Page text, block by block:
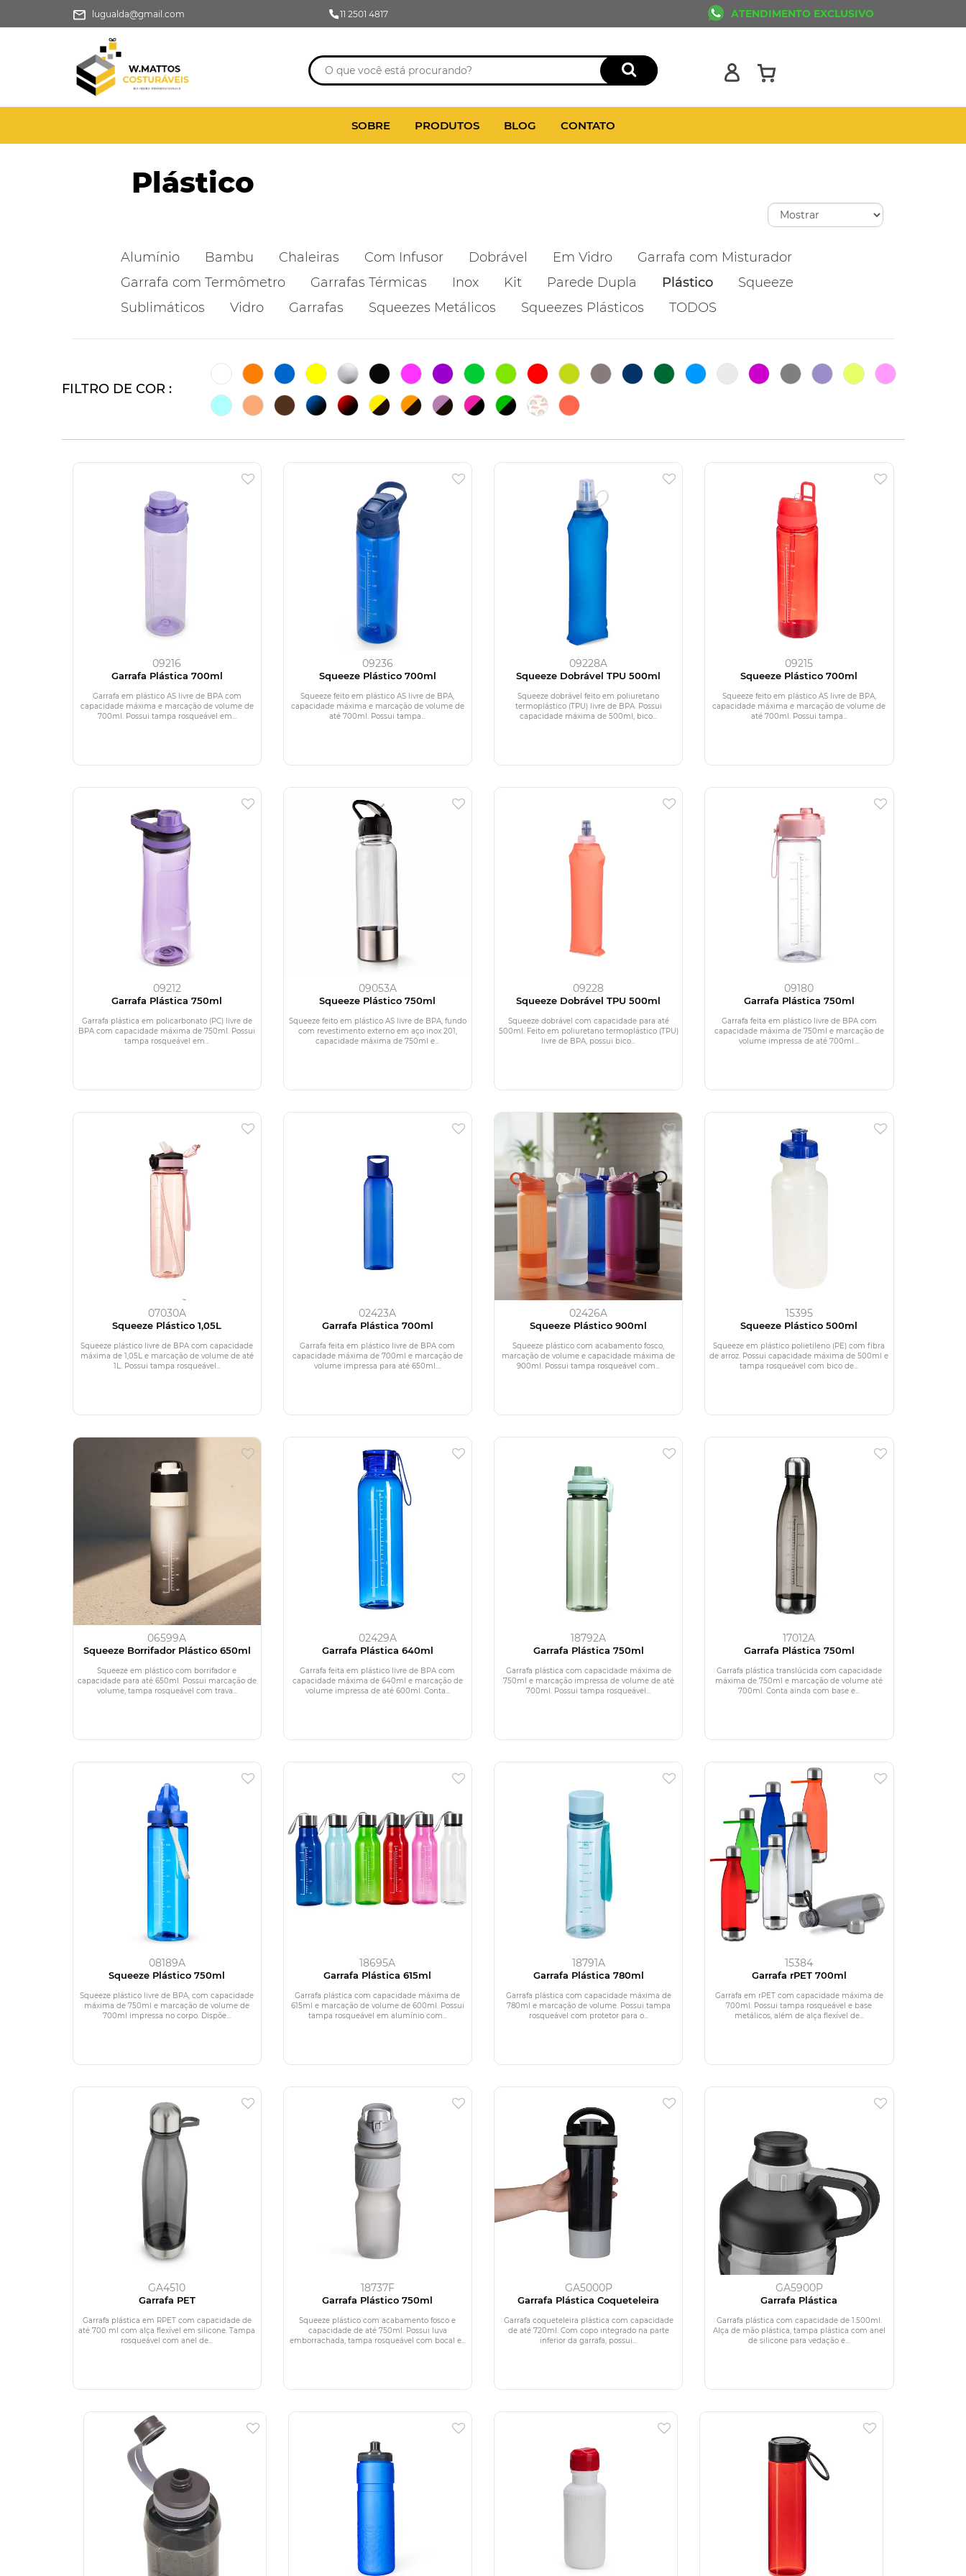
lugualda@gmail.com 11 2501 4817 ATENDIMENTO EXCLUSIVO
SOBRE PRODUTOS BLOG CONTATO
Plástico
Alumínio Bambu Chaleiras Com Infusor Dobrável Em Vidro
Garrafa com Misturador
Garrafa com Termômetro
Garrafas Térmicas Inox Kit Parede Dupla Plástico
Squeeze
Sublimáticos
Vidro Garrafas Squeezes Metálicos Squeezes Plásticos TODOS
FILTRO DE COR :
09216
Garrafa Plástica 700ml
Garrafa em plástico AS livre de BPA com
capacidade máxima e marcação de volume de
700ml. Possui tampa rosqueável em...
09236
Squeeze Plástico 700ml
Squeeze feito em plástico AS livre de BPA,
capacidade máxima e marcação de volume de
até 700ml. Possui tampa...
09228A
Squeeze Dobrável TPU 500ml
Squeeze dobrável feito em poliuretano
termoplástico (TPU) livre de BPA. Possui
capacidade máxima de 500ml, bico...
09215
Squeeze Plástico 700ml
Squeeze feito em plástico AS livre de BPA,
capacidade máxima e marcação de volume de
até 700ml. Possui tampa...
09212
Garrafa Plástica 750ml
Garrafa plástica em policarbonato (PC) livre de
BPA com capacidade máxima de 750ml. Possui
tampa rosqueável em...
09053A
Squeeze Plástico 750ml
Squeeze feito em plástico AS livre de BPA, fundo
com revestimento externo em aço inox 201,
capacidade máxima de 750ml e...
09228
Squeeze Dobrável TPU 500ml
Squeeze dobrável com capacidade para até
500ml. Feito em poliuretano termoplástico (TPU)
livre de BPA, possui bico...
09180
Garrafa Plástica 750ml
Garrafa feita em plástico livre de BPA com
capacidade máxima de 750ml e marcação de
volume impressa de até 700ml....
07030A
Squeeze Plástico 1,05L
Squeeze plástico livre de BPA com capacidade
máxima de 1,05L e marcação de volume de até
1L. Possui tampa rosqueável...
02423A
Garrafa Plástica 700ml
Garrafa feita em plástico livre de BPA com
capacidade máxima de 700ml e marcação de
volume impressa para até 650ml....
02426A
Squeeze Plástico 900ml
Squeeze plástico com acabamento fosco,
marcação de volume e capacidade máxima de
900ml. Possui tampa rosqueável com...
15395
Squeeze Plástico 500ml
Squeeze em plástico polietileno (PE) com fibra
de arroz. Possui capacidade máxima de 500ml e
tampa rosqueável com bico de...
06599A
Squeeze Borrifador Plástico 650ml
Squeeze em plástico com borrifador e
capacidade para até 650ml. Possui marcação de
volume, tampa rosqueável com trava...
02429A
Garrafa Plástica 640ml
Garrafa feita em plástico livre de BPA com
capacidade máxima de 640ml e marcação de
volume impressa de até 600ml. Conta...
18792A
Garrafa Plástica 750ml
Garrafa plástica com capacidade máxima de
750ml e marcação impressa de volume de até
700ml. Possui tampa rosqueável...
17012A
Garrafa Plástica 750ml
Garrafa plástica translúcida com capacidade
máxima de 750ml e marcação de volume até
700ml. Conta ainda com base e...
08189A
Squeeze Plástico 750ml
Squeeze plástico livre de BPA, com capacidade
máxima de 750ml e marcação de volume de
700ml impressa no corpo. Dispõe...
18695A
Garrafa Plástica 615ml
Garrafa plástica com capacidade máxima de
615ml e marcação de volume de 600ml. Possui
tampa rosqueável em alumínio com...
18791A
Garrafa Plástica 780ml
Garrafa plástica com capacidade máxima de
780ml e marcação de volume. Possui tampa
rosqueável com protetor para o...
15384
Garrafa rPET 700ml
Garrafa em rPET com capacidade máxima de
700ml. Possui tampa rosqueável e base
metálicos, além de alça flexível de...
GA4510
Garrafa PET
Garrafa plástica em RPET com capacidade de
até 700 ml com alça flexível em silicone. Tampa
rosqueável com anel de...
18737F
Garrafa Plástico 750ml
Squeeze plástico com acabamento fosco e
capacidade de até 750ml. Possui luva
emborrachada, tampa rosqueável com bocal e...
GA5000P
Garrafa Plástica Coqueteleira
Garrafa coqueteleira plástica com capacidade
de até 720ml. Com copo integrado na parte
inferior da garrafa, possui...
GA5900P
Garrafa Plástica
Garrafa plástica com capacidade de 1.500ml.
Alça de mão plástica, tampa plástica com anel
de silicone para vedação e...